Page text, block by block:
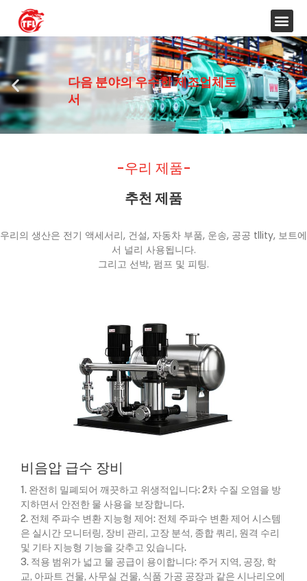
다음 분야의 우수한 제조업체로
서
-우리 제품-
추천 제품
우리의 생산은 전기 액세서리, 건설, 자동차 부품, 운송, 공공 tllity, 보트에
서 널리 사용됩니다.
그리고 선박, 펌프 및 피팅.
비음압 급수 장비
1. 완전히 밀폐되어 깨끗하고 위생적입니다: 2차 수질 오염을 방
지하면서 안전한 물 사용을 보장합니다.
2. 전체 주파수 변환 지능형 제어: 전체 주파수 변환 제어 시스템
은 실시간 모니터링, 장비 관리, 고장 분석, 종합 쿼리, 원격 수리
및 기타 지능형 기능을 갖추고 있습니다.
3. 적용 범위가 넓고 물 공급이 용이합니다: 주거 지역, 공장, 학
교, 아파트 건물, 사무실 건물, 식품 가공 공장과 같은 시나리오에